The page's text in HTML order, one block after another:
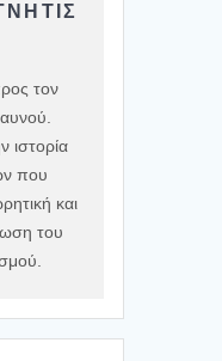
τον
ιστορία
που
και
του